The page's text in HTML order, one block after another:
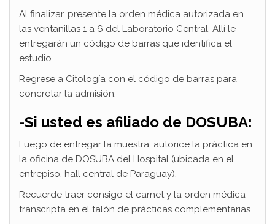
Al finalizar, presente la orden médica autorizada en
las ventanillas 1 a 6 del Laboratorio Central. Allí le
entregarán un código de barras que identifica el
estudio.
Regrese a Citología con el código de barras para
concretar la admisión.
-Si usted es afiliado de DOSUBA:
Luego de entregar la muestra, autorice la práctica en
la oficina de DOSUBA del Hospital (ubicada en el
entrepiso, hall central de Paraguay).
Recuerde traer consigo el carnet y la orden médica
transcripta en el talón de prácticas complementarias.